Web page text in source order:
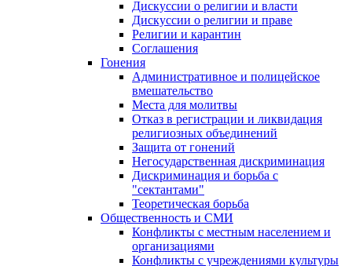
Дискуссии о религии и власти
Дискуссии о религии и праве
Религии и карантин
Соглашения
Гонения
Административное и полицейское
вмешательство
Места для молитвы
Отказ в регистрации и ликвидация
религиозных объединений
Защита от гонений
Негосударственная дискриминация
Дискриминация и борьба с
"сектантами"
Теоретическая борьба
Общественность и СМИ
Конфликты с местным населением и
организациями
Конфликты с учреждениями культуры